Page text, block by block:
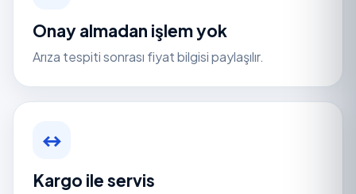
Onay almadan işlem yok
Arıza tespiti sonrası fiyat bilgisi paylaşılır.
↔
Kargo ile servis